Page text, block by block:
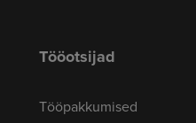
Tööotsijad
Tööpakkumised